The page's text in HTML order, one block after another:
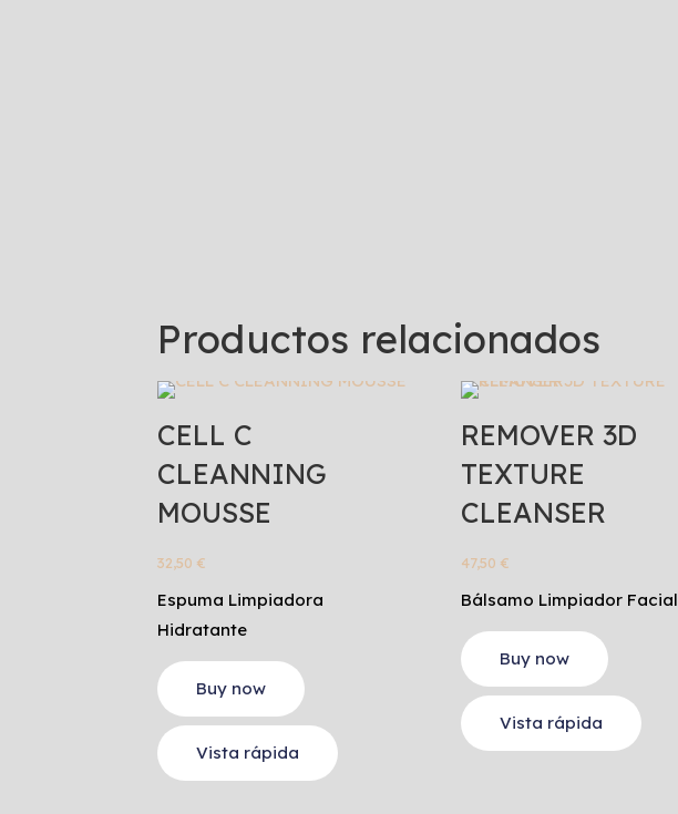
Productos relacionados
CELL C
CLEANNING
MOUSSE
32,50 €
Espuma Limpiadora
Hidratante
Buy now
Vista rápida
REMOVER 3D
TEXTURE
CLEANSER
47,50 €
Bálsamo Limpiador Facial
Buy now
Vista rápida